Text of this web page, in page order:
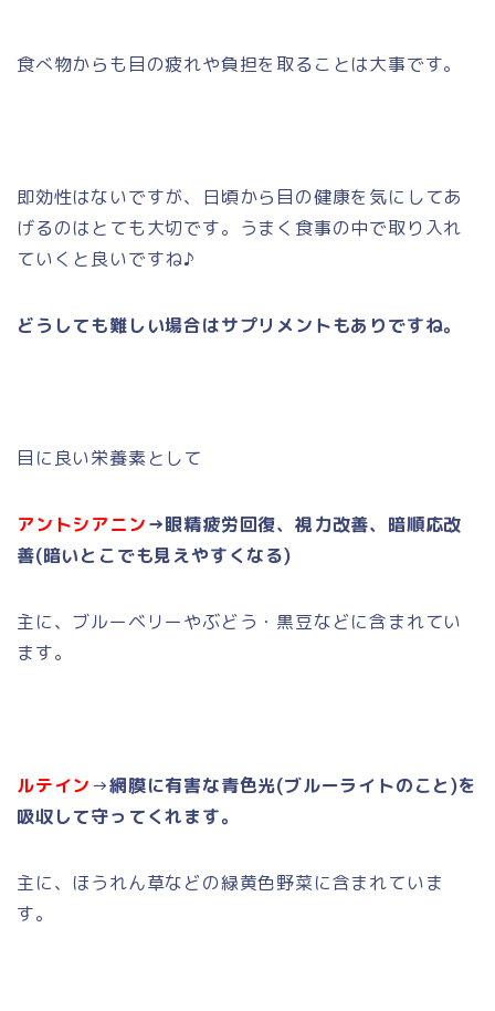
食べ物からも目の疲れや負担を取ることは大事です。
即効性はないですが、日頃から目の健康を気にしてあ
げるのはとても大切です。うまく食事の中で取り入れ
ていくと良いですね♪
どうしても難しい場合はサプリメントもありですね。
目に良い栄養素として
アントシアニン→眼精疲労回復、視力改善、暗順応改
善(暗いとこでも見えやすくなる)
主に、ブルーベリーやぶどう・黒豆などに含まれてい
ます。
ルテイン →網膜に有害な青色光(ブルーライトのこと)を
吸収して守ってくれます。
主に、ほうれん草などの緑黄色野菜に含まれていま
す。